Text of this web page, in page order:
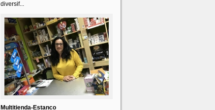
diversif...
Multitienda-Estanco